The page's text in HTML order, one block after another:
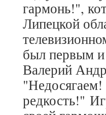
гармонь!",
Липецкой
был первым
Валерий
редкость!"